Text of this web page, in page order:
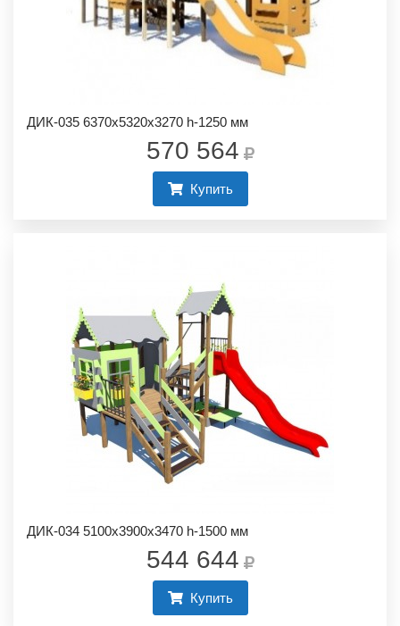
ДИК-035 6370х5320х3270 h-1250 мм
570 564
Купить
ДИК-034 5100х3900х3470 h-1500 мм
544 644
Купить